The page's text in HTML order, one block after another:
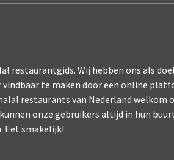
restaurantgids. Wij hebben ons als
te maken door een online
restaurants van Nederland welkom
onze gebruikers altijd in hun
Eet smakelijk!